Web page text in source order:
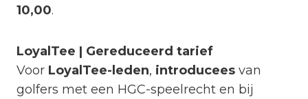
10,00.
LoyalTee | Gereduceerd tarief
Voor LoyalTee-leden, introducees van
golfers met een HGC-speelrecht en bij